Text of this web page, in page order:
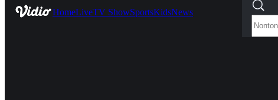
HomeLiveTV ShowSportsKidsNews